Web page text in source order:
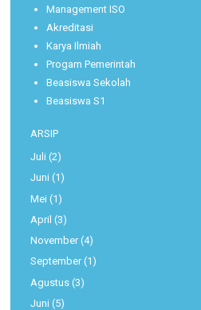
Management ISO
Akreditasi
Karya Ilmiah
Progam Pemerintah
Beasiswa Sekolah
Beasiswa S1
ARSIP
Juli (2)
Juni (1)
Mei (1)
April (3)
November(4)
September(1)
Agustus (3)
Juni (5)